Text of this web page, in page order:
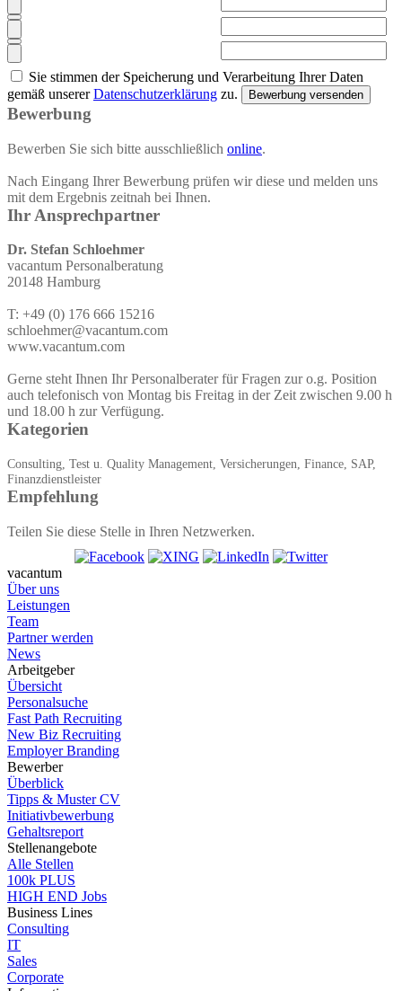
Sie stimmen der Speicherung und Verarbeitung Ihrer Daten
gemäß unsererDatenschutzerklärung zu. Bewerbung versenden
Bewerbung
Bewerben Sie sich bitte ausschließlich online.
Nach Eingang Ihrer Bewerbung prüfen wir diese und melden uns
mit dem Ergebnis zeitnah bei Ihnen.
Ihr Ansprechpartner
Dr. Stefan Schloehmer
vacantum Personalberatung
20148 Hamburg
T: +49 (0) 176 666 15216
schloehmer@vacantum.com
www.vacantum.com
Gerne steht Ihnen Ihr Personalberater für Fragen zur o.g. Position
auch telefonisch von Montag bis Freitag in der Zeit zwischen 9.00 h
und 18.00 h zur Verfügung.
Kategorien
Consulting, Test u. Quality Management, Versicherungen, Finance, SAP,
Finanzdienstleister
Empfehlung
Teilen Sie diese Stelle in Ihren Netzwerken.
vacantum
Über uns
Leistungen
Team
Partner werden
News
Arbeitgeber
Übersicht
Personalsuche
Fast Path Recruiting
New Biz Recruiting
Employer Branding
Bewerber
Überblick
Tipps & Muster CV
Initiativbewerbung
Gehaltsreport
Stellenangebote
Alle Stellen
100k PLUS
HIGH END Jobs
Business Lines
Consulting
IT
Sales
Corporate